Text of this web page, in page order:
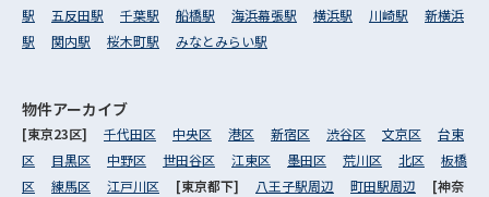
駅
五反田駅 千葉駅 船橋駅 海浜幕張駅 横浜駅 川崎駅
新横浜
駅
関内駅 桜木町駅 みなとみらい駅
物件アーカイブ
[東京23区] 千代田区 中央区 港区 新宿区 渋谷区 文京区
台東
区
目黒区 中野区 世田谷区 江東区 墨田区 荒川区 北区
板橋
区
練馬区 江戸川区 [東京都下] 八王子駅周辺 町田駅周辺 [神奈